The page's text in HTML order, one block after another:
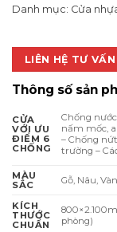
Danh mục: Cửa
LIÊN HỆ TƯ VẤN
Thông số sản
CỬA
VỚI ƯU
ĐIỂM 6
CHỐNG
Chống
nấm mốc,
– Chống
trường –
MÀU
SẮC
Gỗ, Nâu,
KÍCH
THƯỚC
CHUẨN
phòng)